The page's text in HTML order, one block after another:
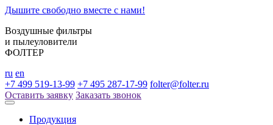
Дышите свободно вместе с нами!
Воздушные фильтры
и пылеуловители
ФОЛТЕР
ru en
+7 499 519-13-99 +7 495 287-17-99 folter@folter.ru
Оставить заявку Заказать звонок
Продукция